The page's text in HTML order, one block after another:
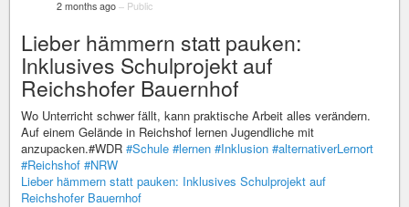
2 months ago – Public
Lieber hämmern statt pauken:
Inklusives Schulprojekt auf
Reichshofer Bauernhof
Wo Unterricht schwer fällt, kann praktische Arbeit alles verändern.
Auf einem Gelände in Reichshof lernen Jugendliche mit
anzupacken.#WDR #Schule #lernen #Inklusion #alternativerLernort
#Reichshof #NRW
Lieber hämmern statt pauken: Inklusives Schulprojekt auf
Reichshofer Bauernhof